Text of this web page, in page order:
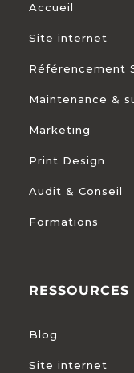
Accueil
Site internet
Référencement
Maintenance &
Marketing
Print Design
Audit & Conseil
Formations
RESSOURCES
Blog
Site internet